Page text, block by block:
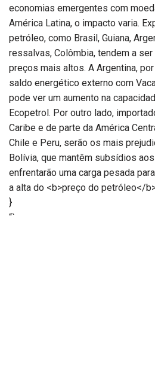
economias emergentes com
América Latina, o impacto varia.
petróleo, como Brasil, Guiana,
ressalvas, Colômbia, tendem a
preços mais altos. A Argentina,
saldo energético externo com
pode ver um aumento na
Ecopetrol. Por outro lado,
Caribe e de parte da América
Chile e Peru, serão os mais
Bolívia, que mantêm subsídios
enfrentarão uma carga pesada
a alta do <b>preço do petróleo</
}
“`